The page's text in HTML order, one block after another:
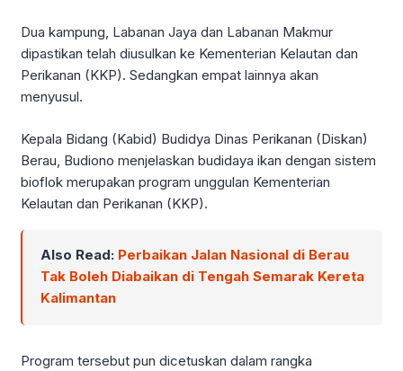
Dua kampung, Labanan Jaya dan Labanan Makmur
dipastikan telah diusulkan ke Kementerian Kelautan dan
Perikanan (KKP). Sedangkan empat lainnya akan
menyusul.
Kepala Bidang (Kabid) Budidya Dinas Perikanan (Diskan)
Berau, Budiono menjelaskan budidaya ikan dengan sistem
bioflok merupakan program unggulan Kementerian
Kelautan dan Perikanan (KKP).
Also Read: Perbaikan Jalan Nasional di Berau
Tak Boleh Diabaikan di Tengah Semarak Kereta
Kalimantan
Program tersebut pun dicetuskan dalam rangka